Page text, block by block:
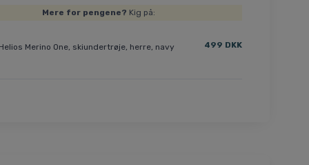
Mere for pengene? Kig på:
Merino One, skiundertrøje, herre, navy 499 DKK